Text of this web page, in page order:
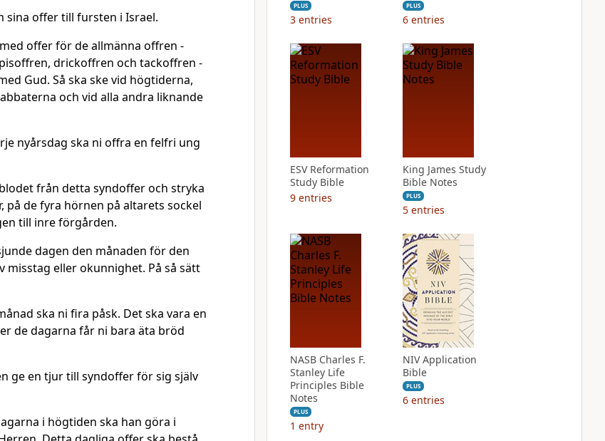
sina offer till fursten i Israel.
offer för de allmänna offren -
drickoffren och tackoffren -
Gud. Så ska ske vid högtiderna,
och vid alla andra liknande
nyårsdag ska ni offra en felfri ung
från detta syndoffer och stryka
de fyra hörnen på altarets sockel
till inre förgården.
dagen den månaden för den
misstag eller okunnighet. På så sätt
ska ni fira påsk. Det ska vara en
de dagarna får ni bara äta bröd
ge en tjur till syndoffer för sig själv
i högtiden ska han göra i
PLUS
3 entries
PLUS
6 entries
ESV Reformation
Study Bible
9 entries
King James Study
Bible Notes
PLUS
5 entries
NASB Charles F.
Stanley Life
Principles Bible
Notes
PLUS
1 entry
NIV Application
Bible
PLUS
6 entries